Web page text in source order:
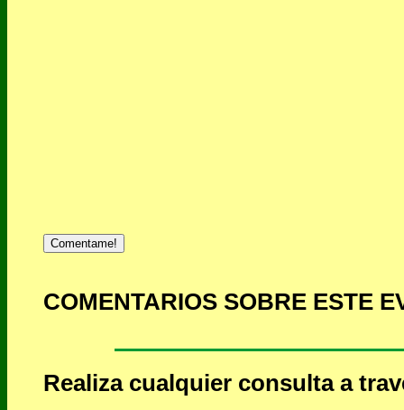
Comentame!
COMENTARIOS SOBRE ESTE
Realiza cualquier consulta a